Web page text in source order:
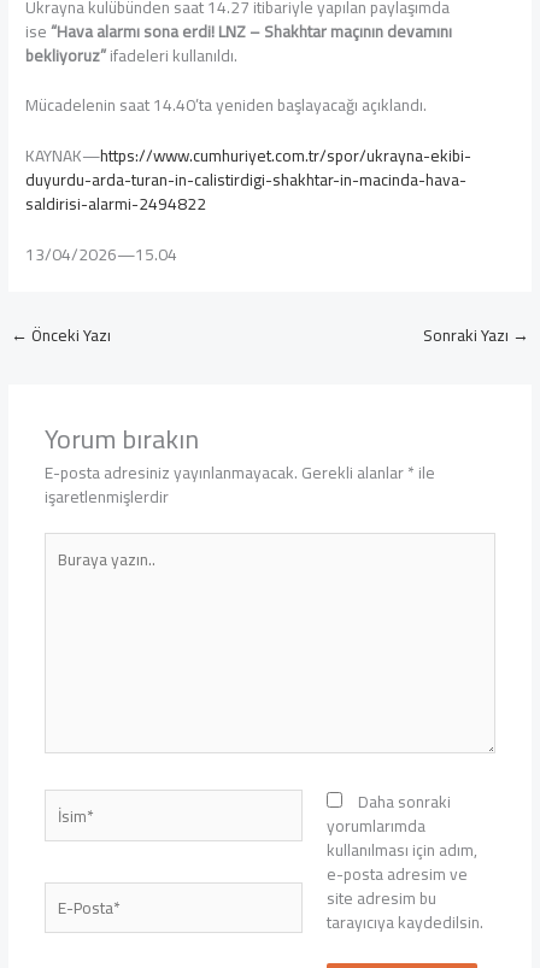
Ukrayna kulübünden saat 14.27 itibariyle yapılan paylaşımda
ise“Hava alarmı sona erdi! LNZ – Shakhtar maçının devamını
bekliyoruz”ifadeleri kullanıldı.
Mücadelenin saat 14.40’ta yeniden başlayacağı açıklandı.
KAYNAK—https://www.cumhuriyet.com.tr/spor/ukrayna-ekibi-
duyurdu-arda-turan-in-calistirdigi-shakhtar-in-macinda-hava-
saldirisi-alarmi-2494822
13/04/2026—15.04
← Önceki Yazı Sonraki Yazı →
Yorum bırakın
E-posta adresiniz yayınlanmayacak.Gerekli alanlar*ile
işaretlenmişlerdir
Buraya
yazın..
İsim*
E-
Posta*
Daha sonraki
yorumlarımda
kullanılması için adım,
e-posta adresim ve
site adresim bu
tarayıcıya kaydedilsin.